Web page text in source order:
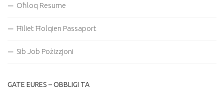
Oħloq Resume
Ħiliet Ħolqien Passaport
Sib Job Pożizzjoni
GATE EURES – OBBLIGI TA